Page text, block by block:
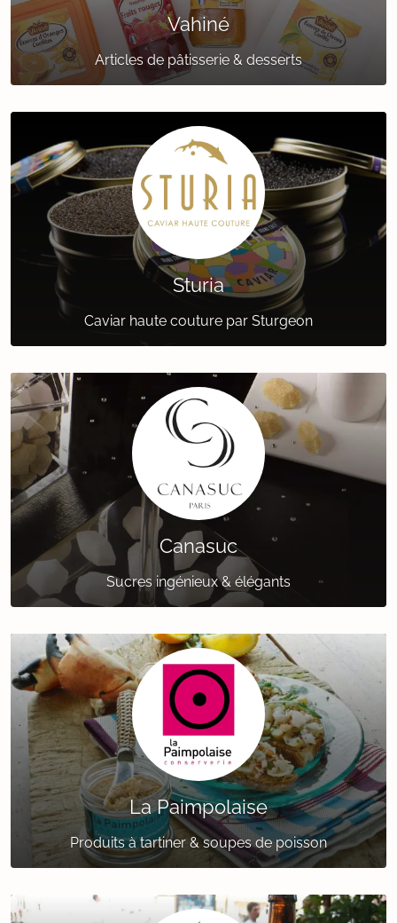
Vahiné
Articles de pâtisserie & desserts
Sturia
Caviar haute couture par Sturgeon
Canasuc
Sucres ingénieux & élégants
La Paimpolaise
Produits à tartiner & soupes de poisson